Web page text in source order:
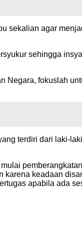
sekalian agar
sehingga
Negara, fokuslah
terdiri dari laki-
karena keadaan
apabila ada